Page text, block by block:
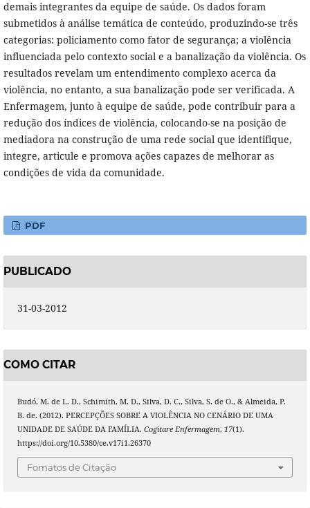
demais integrantes da equipe de saúde. Os dados foram
submetidos à análise temática de conteúdo, produzindo-se três
categorias: policiamento como fator de segurança; a violência
influenciada pelo contexto social e a banalização da violência. Os
resultados revelam um entendimento complexo acerca da
violência, no entanto, a sua banalização pode ser verificada. A
Enfermagem, junto à equipe de saúde, pode contribuir para a
redução dos índices de violência, colocando-se na posição de
mediadora na construção de uma rede social que identifique,
integre, articule e promova ações capazes de melhorar as
condições de vida da comunidade.
PDF
PUBLICADO
31-03-2012
COMO CITAR
Budó, M. de L. D., Schimith, M. D., Silva, D. C., Silva, S. de O., & Almeida, P.
B. de. (2012). PERCEPÇÕES SOBRE A VIOLÊNCIA NO CENÁRIO DE UMA
UNIDADE DE SAÚDE DA FAMÍLIA. Cogitare Enfermagem, 17(1).
https://doi.org/10.5380/ce.v17i1.26370
Fomatos de Citação